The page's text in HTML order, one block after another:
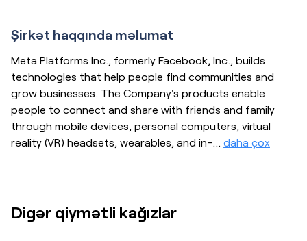
Şirkət haqqında məlumat
Meta Platforms Inc., formerly Facebook, Inc., builds
technologies that help people find communities and
grow businesses. The Company's products enable
people to connect and share with friends and family
through mobile devices, personal computers, virtual
reality (VR) headsets, wearables, and in-… daha çox
Digər qiymətli kağızlar